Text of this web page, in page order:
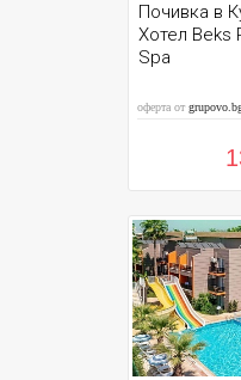
Почивка в
Хотел Beks
Spa
оферта от